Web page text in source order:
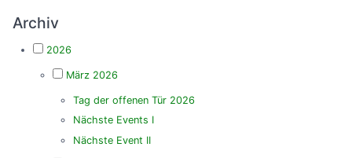
Archiv
2026
März 2026
Tag der offenen Tür 2026
Nächste Events I
Nächste Event II